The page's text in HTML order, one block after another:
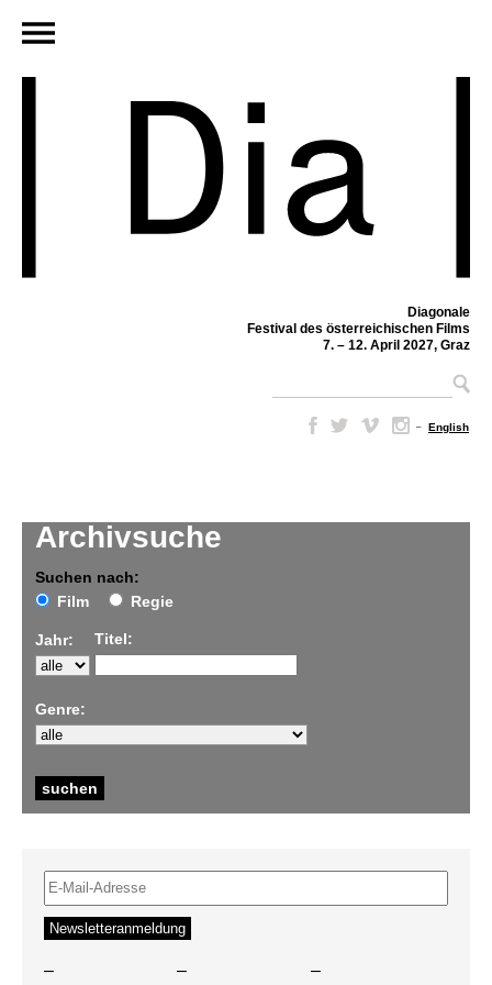
Diagonale
Festival des österreichischen Films
7. – 12. April 2027, Graz
– English
Archivsuche
Suchen nach:
Film
Regie
Jahr: Titel:
Genre:
– – –